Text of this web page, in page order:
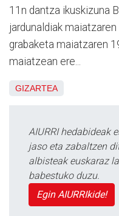
11n dantza ikuskizuna
jardunaldiak
grabaketa maiatzaren
maiatzean ere...
GIZARTEA
AIURRI hedabideak
jaso eta zabaltzen
albisteak euskaraz
babestuko duzu.
Egin AIURRIkide!